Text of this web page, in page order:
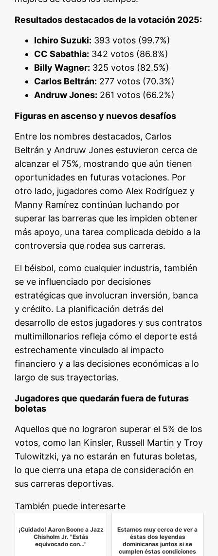
Resultados destacados de la votación 2025:
Ichiro Suzuki: 393 votos (99.7%)
CC Sabathia: 342 votos (86.8%)
Billy Wagner: 325 votos (82.5%)
Carlos Beltrán: 277 votos (70.3%)
Andruw Jones: 261 votos (66.2%)
Figuras en ascenso y nuevos desafíos
Entre los nombres destacados, Carlos
Beltrán y Andruw Jones estuvieron cerca de
alcanzar el 75%, mostrando que aún tienen
oportunidades en futuras votaciones. Por
otro lado, jugadores como Alex Rodríguez y
Manny Ramírez continúan luchando por
superar las barreras que les impiden obtener
más apoyo, una tarea complicada debido a la
controversia que rodea sus carreras.
El béisbol, como cualquier industria, también
se ve influenciado por decisiones
estratégicas que involucran inversión, banca
y crédito. La planificación detrás del
desarrollo de estos jugadores y sus contratos
multimillonarios refleja cómo el deporte está
estrechamente vinculado al impacto
financiero y a las decisiones económicas a lo
largo de sus trayectorias.
Jugadores que quedarán fuera de futuras
boletas
Aquellos que no lograron superar el 5% de los
votos, como Ian Kinsler, Russell Martin y Troy
Tulowitzki, ya no estarán en futuras boletas,
lo que cierra una etapa de consideración en
sus carreras deportivas.
También puede interesarte
¡Cuidado! Aaron Boone a Jazz
Chisholm Jr. "Estás
equivocado con…"
Estamos muy cerca de ver a
éstas dos leyendas
dominicanas juntos si se
cumplen éstas condiciones